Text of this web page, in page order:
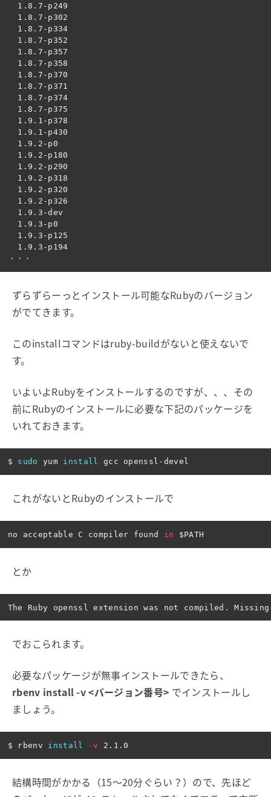
  1.8.7-p249
  1.8.7-p302
  1.8.7-p334
  1.8.7-p352
  1.8.7-p357
  1.8.7-p358
  1.8.7-p370
  1.8.7-p371
  1.8.7-p374
  1.8.7-p375
  1.9.1-p378
  1.9.1-p430
  1.9.2-p0
  1.9.2-p180
  1.9.2-p290
  1.9.2-p318
  1.9.2-p320
  1.9.2-p326
  1.9.3-dev
  1.9.3-p0
  1.9.3-p125
  1.9.3-p194
ずらずらーっとインストール可能なRubyのバージョン
がでてきます。
このinstallコマンドはruby-buildがないと使えないで
す。
いよいよRubyをインストールするのですが、、、その
前にRubyのインストールに必要な下記のパッケージを
いれておきます。
$ sudo yum install
これがないとRubyのインストールで
no acceptable C compiler found in $PATH
とか
でおこられます。
必要なパッケージが無事インストールできたら、
rbenv install -v <バージョン番号> でインストールし
ましょう。
$ rbenv install -v
結構時間がかかる（15〜20分ぐらい？）ので、先ほど